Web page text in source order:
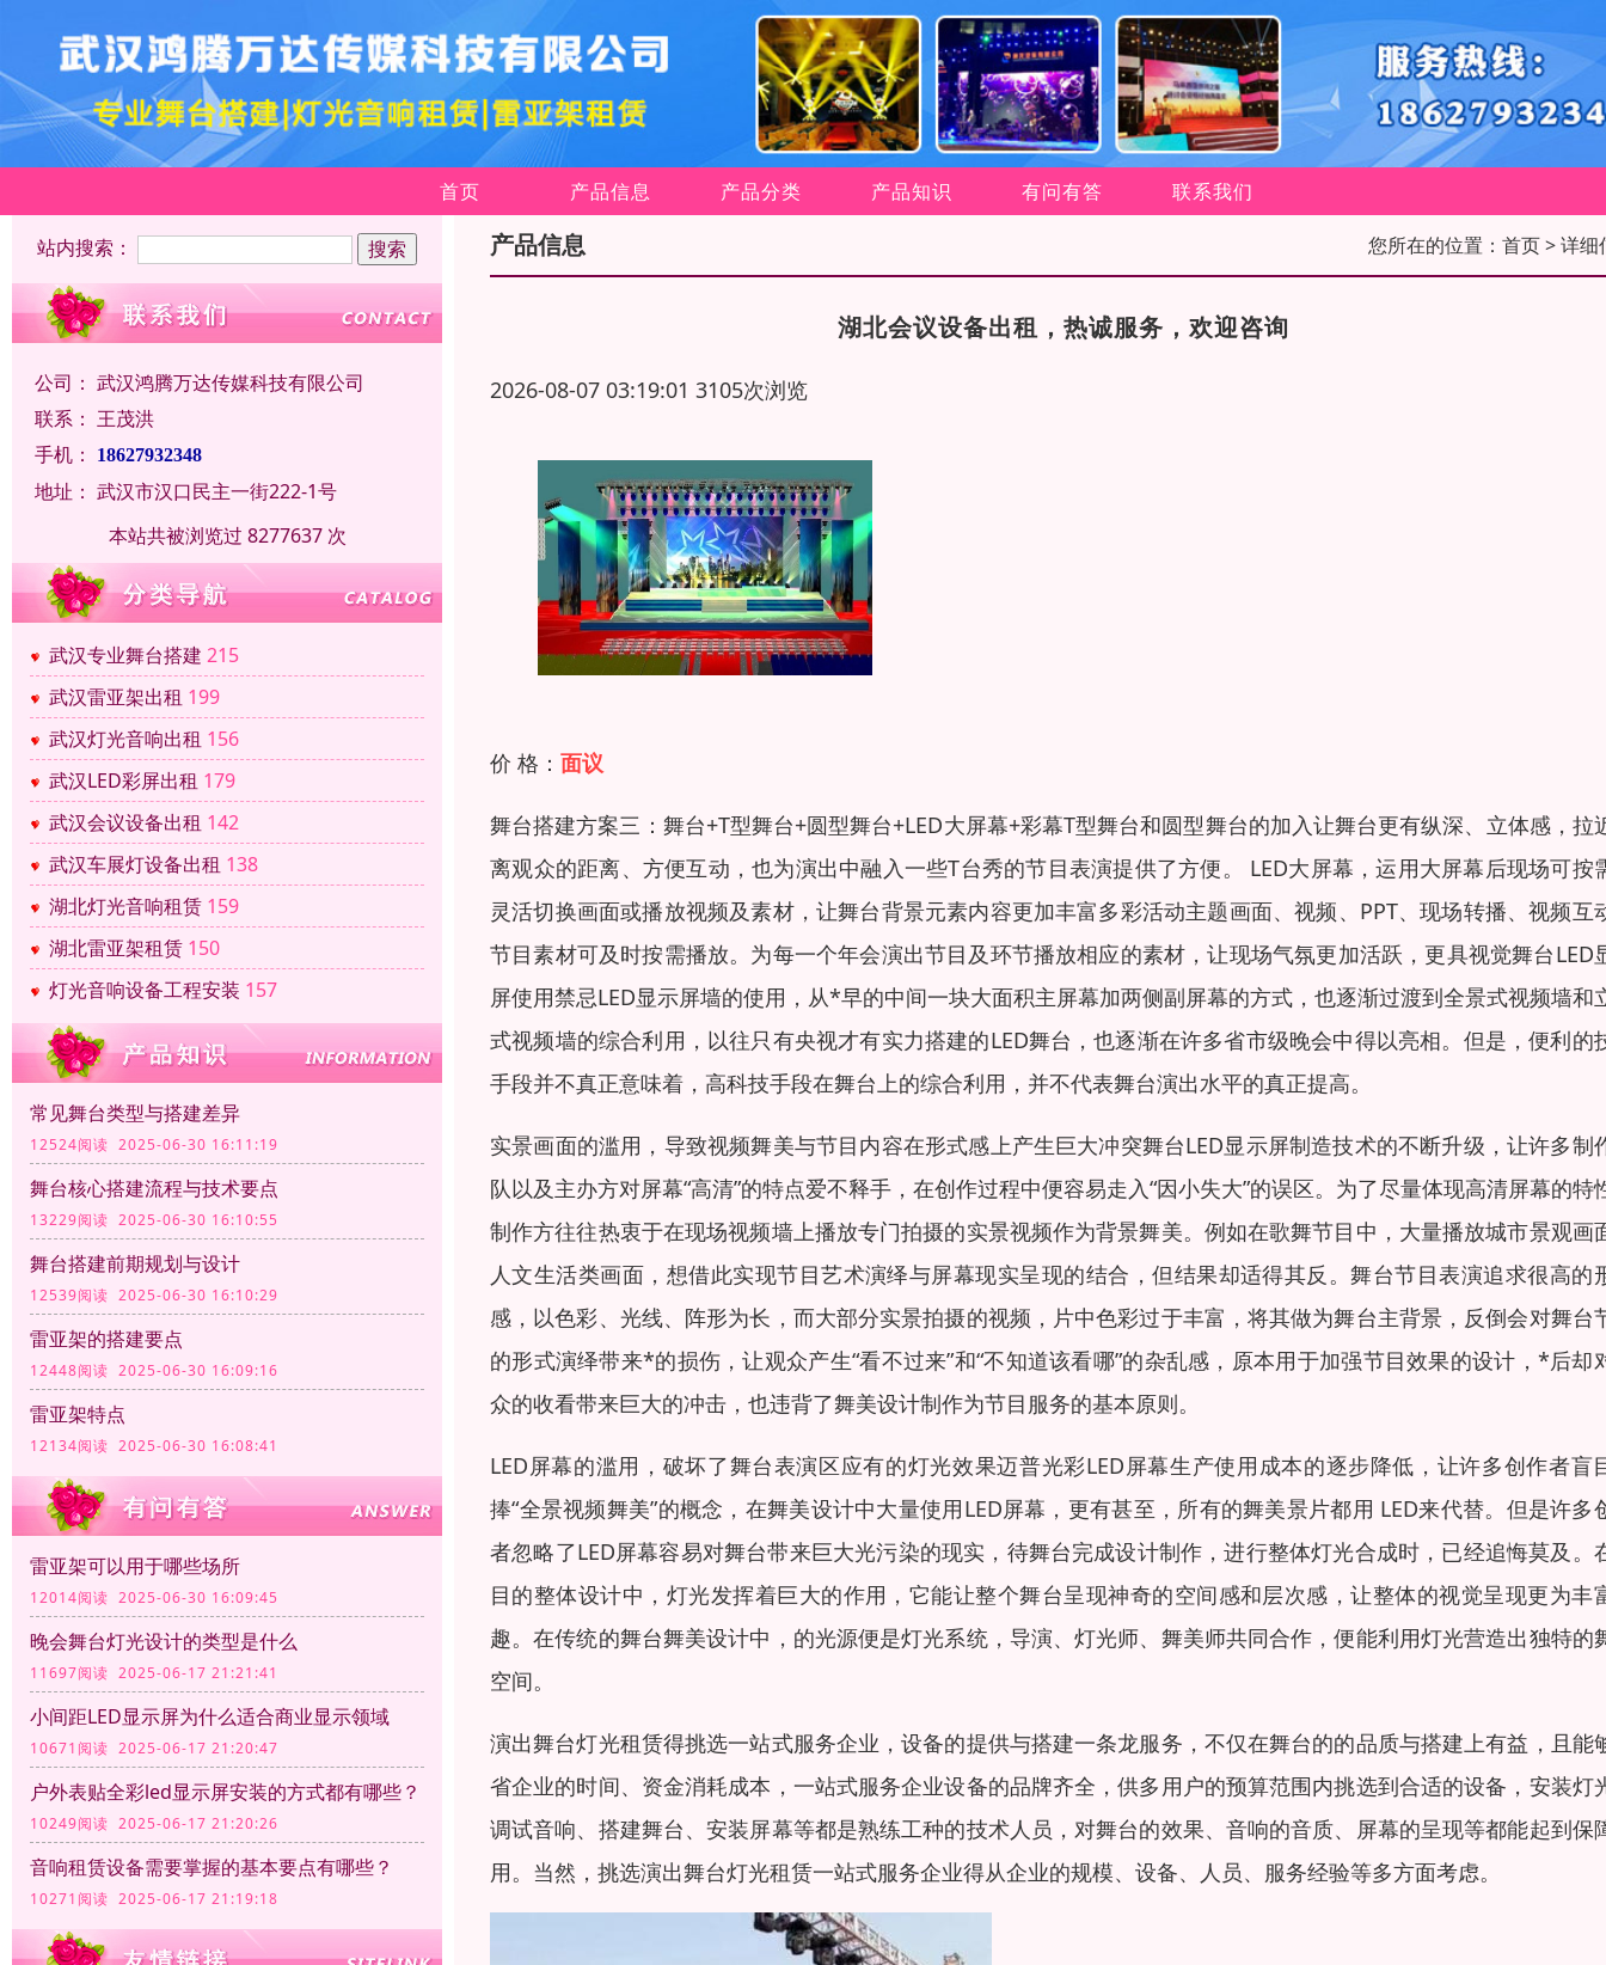
首页 产品信息 产品分类 产品知识 有问有答 联系我们
站内搜索：
公司： 武汉鸿腾万达传媒科技有限公司
联系： 王茂洪
手机：
18627932348
地址： 武汉市汉口民主一街222-1号
本站共被浏览过 8277637 次
武汉专业舞台搭建 215
武汉雷亚架出租 199
武汉灯光音响出租 156
武汉LED彩屏出租 179
武汉会议设备出租 142
武汉车展灯设备出租 138
湖北灯光音响租赁 159
湖北雷亚架租赁 150
灯光音响设备工程安装 157
常见舞台类型与搭建差异
12524阅读 2025-06-30 16:11:19
舞台核心搭建流程与技术要点
13229阅读 2025-06-30 16:10:55
舞台搭建前期规划与设计
12539阅读 2025-06-30 16:10:29
雷亚架的搭建要点
12448阅读 2025-06-30 16:09:16
雷亚架特点
12134阅读 2025-06-30 16:08:41
雷亚架可以用于哪些场所
12014阅读 2025-06-30 16:09:45
晚会舞台灯光设计的类型是什么
11697阅读 2025-06-17 21:21:41
小间距LED显示屏为什么适合商业显示领域
10671阅读 2025-06-17 21:20:47
户外表贴全彩led显示屏安装的方式都有哪些？
10249阅读 2025-06-17 21:20:26
音响租赁设备需要掌握的基本要点有哪些？
10271阅读 2025-06-17 21:19:18
产品信息 您所在的位置： 首页> 详细
湖北会议设备出租，热诚服务，欢迎咨询
2026-08-07 03:19:01 3105次浏览
价 格： 面议
舞台搭建方案三：舞台+T型舞台+圆型舞台+LED大屏幕+彩幕T型舞台和圆型舞台的加入让舞台更有纵深、立体感，拉
离观众的距离、方便互动，也为演出中融入一些T台秀的节目表演提供了方便。 LED大屏幕，运用大屏幕后现场可按
灵活切换画面或播放视频及素材，让舞台背景元素内容更加丰富多彩活动主题画面、视频、PPT、现场转播、视频互
节目素材可及时按需播放。为每一个年会演出节目及环节播放相应的素材，让现场气氛更加活跃，更具视觉舞台LED
屏使用禁忌LED显示屏墙的使用，从*早的中间一块大面积主屏幕加两侧副屏幕的方式，也逐渐过渡到全景式视频墙和
式视频墙的综合利用，以往只有央视才有实力搭建的LED舞台，也逐渐在许多省市级晚会中得以亮相。但是，便利的
手段并不真正意味着，高科技手段在舞台上的综合利用，并不代表舞台演出水平的真正提高。
实景画面的滥用，导致视频舞美与节目内容在形式感上产生巨大冲突舞台LED显示屏制造技术的不断升级，让许多制
队以及主办方对屏幕“高清”的特点爱不释手，在创作过程中便容易走入“因小失大”的误区。为了尽量体现高清屏幕的特
制作方往往热衷于在现场视频墙上播放专门拍摄的实景视频作为背景舞美。例如在歌舞节目中，大量播放城市景观画
人文生活类画面，想借此实现节目艺术演绎与屏幕现实呈现的结合，但结果却适得其反。舞台节目表演追求很高的
感，以色彩、光线、阵形为长，而大部分实景拍摄的视频，片中色彩过于丰富，将其做为舞台主背景，反倒会对舞台
的形式演绎带来*的损伤，让观众产生“看不过来”和“不知道该看哪”的杂乱感，原本用于加强节目效果的设计，*后却
众的收看带来巨大的冲击，也违背了舞美设计制作为节目服务的基本原则。
LED屏幕的滥用，破坏了舞台表演区应有的灯光效果迈普光彩LED屏幕生产使用成本的逐步降低，让许多创作者盲
捧“全景视频舞美”的概念，在舞美设计中大量使用LED屏幕，更有甚至，所有的舞美景片都用 LED来代替。但是许多
者忽略了LED屏幕容易对舞台带来巨大光污染的现实，待舞台完成设计制作，进行整体灯光合成时，已经追悔莫及。
目的整体设计中，灯光发挥着巨大的作用，它能让整个舞台呈现神奇的空间感和层次感，让整体的视觉呈现更为丰
趣。在传统的舞台舞美设计中，的光源便是灯光系统，导演、灯光师、舞美师共同合作，便能利用灯光营造出独特的
空间。
演出舞台灯光租赁得挑选一站式服务企业，设备的提供与搭建一条龙服务，不仅在舞台的的品质与搭建上有益，且能
省企业的时间、资金消耗成本，一站式服务企业设备的品牌齐全，供多用户的预算范围内挑选到合适的设备，安装灯
调试音响、搭建舞台、安装屏幕等都是熟练工种的技术人员，对舞台的效果、音响的音质、屏幕的呈现等都能起到保
用。当然，挑选演出舞台灯光租赁一站式服务企业得从企业的规模、设备、人员、服务经验等多方面考虑。